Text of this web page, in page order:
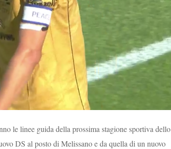
le linee guida della prossima stagione sportiva dello
DS al posto di Melissano e da quella di un nuovo